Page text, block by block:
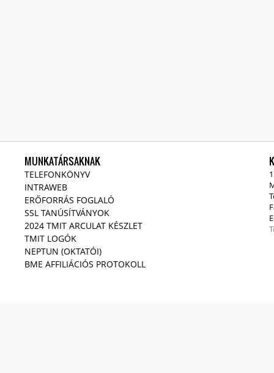
MUNKATÁRSAKNAK
TELEFONKÖNYV
INTRAWEB
ERŐFORRÁS FOGLALÓ
SSL TANÚSÍTVÁNYOK
2024 TMIT ARCULAT KÉSZLET
TMIT LOGÓK
NEPTUN (OKTATÓI)
BME AFFILIÁCIÓS PROTOKOLL